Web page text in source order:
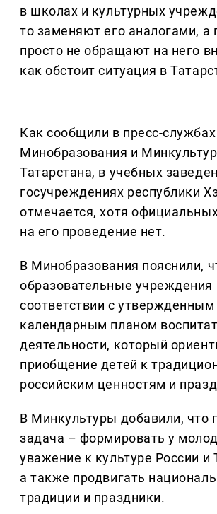
в школах и культурных
то заменяют его аналогами, а
просто не обращают на него
как обстоит ситуация в
Как сообщили в пресс-службах
Минобразования и
Татарстана, в учебных
госучреждениях республики
отмечается, хотя
на его проведение нет.
В Минобразования пояснили,
образовательные учреждения
соответствии с утвержденным
календарным планом
деятельности, который
приобщение детей к
российским ценностям и
В Минкультуры добавили, что
задача – формировать у
уважение к культуре России и
а также продвигать
традиции и праздники.